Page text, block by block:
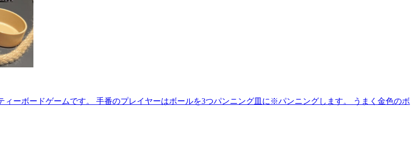
ーボードゲームです。 手番のプレイヤーはボールを3つパンニング皿に※パンニングします。 うまく金色のボ